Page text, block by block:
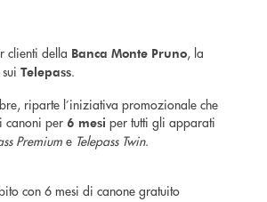
clienti della Banca Monte Pruno, la
Telepass.
riparte l’iniziativa promozionale che
canoni per 6 mesi per tutti gli apparati
Premium e Telepass Twin.